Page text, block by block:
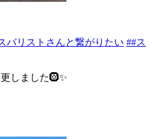
バリストさんと繋がりたい ##ス
しました🛞✨